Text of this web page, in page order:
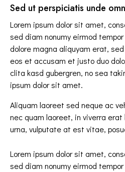
Sed ut perspiciatis unde
Lorem ipsum dolor sit amet,
sed diam nonumy eirmod
dolore magna aliquyam erat,
eos et accusam et justo duo
clita kasd gubergren, no sea
ipsum dolor sit amet.
Aliquam laoreet sed neque ac
nec quam laoreet, in viverra erat
urna, vulputate at est vitae,
Lorem ipsum dolor sit amet,
sed diam nonumy eirmod